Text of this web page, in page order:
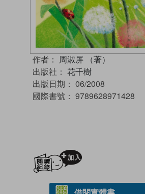
作者： 周淑屏 （著）
出版社： 花千樹
出版日期： 06/2008
國際書號： 9789628971428